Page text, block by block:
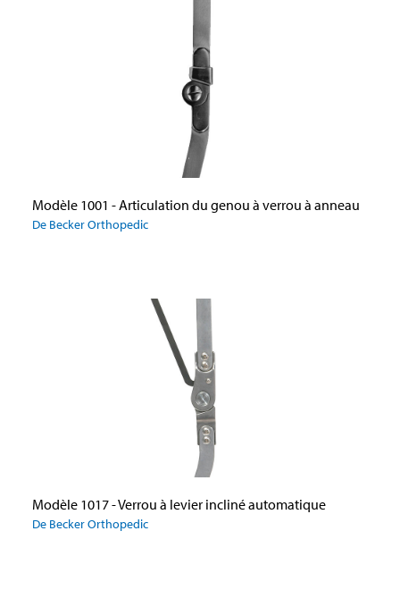
Modèle 1001 - Articulation du genou à verrou à anneau
De Becker Orthopedic
Modèle 1017 - Verrou à levier incliné automatique
De Becker Orthopedic